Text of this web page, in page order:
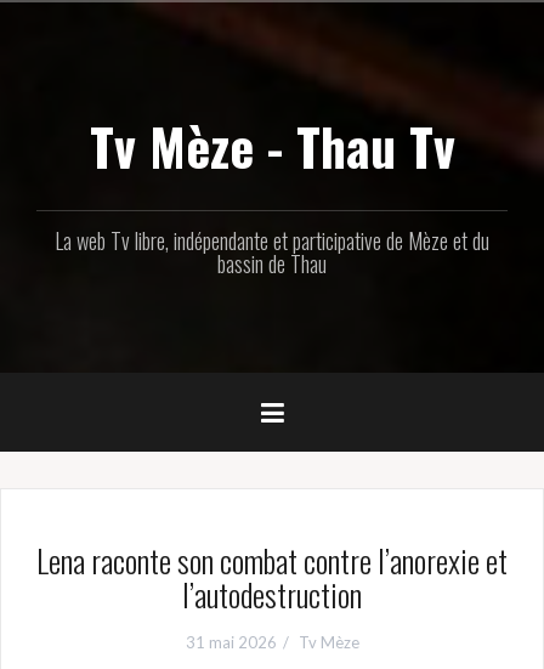
Tv Mèze - Thau Tv
La web Tv libre, indépendante et participative de Mèze et du
bassin de Thau
Lena raconte son combat contre l’anorexie et
l’autodestruction
31 mai 2026 Tv Mèze